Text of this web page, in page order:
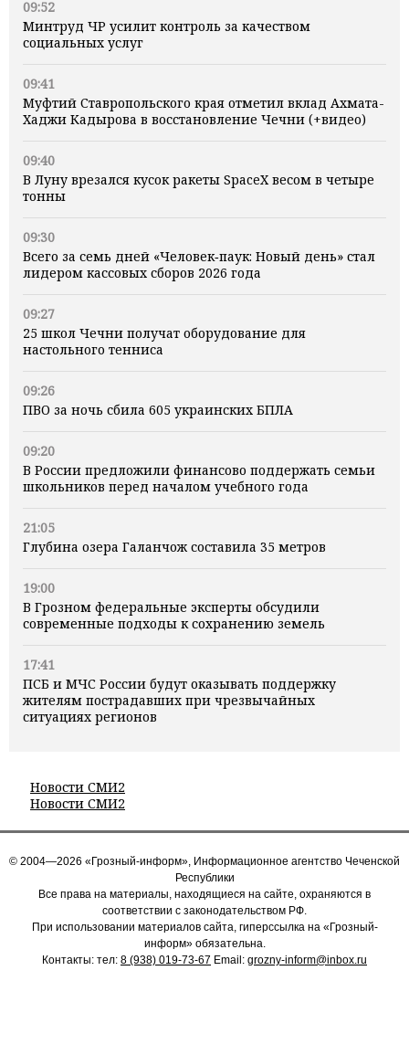
09:52
Минтруд ЧР усилит контроль за качеством
социальных услуг
09:41
Муфтий Ставропольского края отметил вклад Ахмата-
Хаджи Кадырова в восстановление Чечни (+видео)
09:40
В Луну врезался кусок ракеты SpaceX весом в четыре
тонны
09:30
Всего за семь дней «Человек‑паук: Новый день» стал
лидером кассовых сборов 2026 года
09:27
25 школ Чечни получат оборудование для
настольного тенниса
09:26
ПВО за ночь сбила 605 украинских БПЛА
09:20
В России предложили финансово поддержать семьи
школьников перед началом учебного года
21:05
Глубина озера Галанчож составила 35 метров
19:00
В Грозном федеральные эксперты обсудили
современные подходы к сохранению земель
17:41
ПСБ и МЧС России будут оказывать поддержку
жителям пострадавших при чрезвычайных
ситуациях регионов
Новости СМИ2
Новости СМИ2
© 2004—2026 «Грозный-информ», Информационное агентство Чеченской
Республики
Все права на материалы, находящиеся на сайте, охраняются в
соответствии с законодательством РФ.
При использовании материалов сайта, гиперссылка на «Грозный-
информ» обязательна.
Контакты: тел: 8 (938) 019-73-67 Email: grozny-inform@inbox.ru